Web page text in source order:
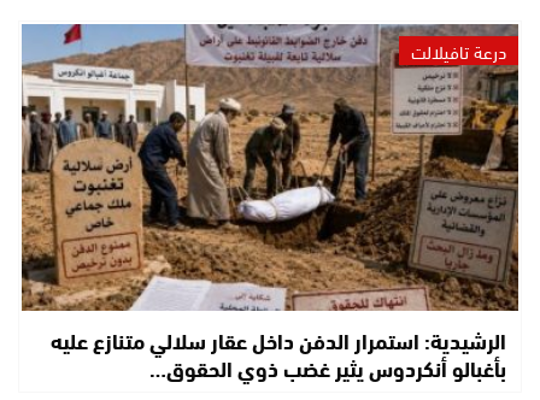
درعة تافيلالت
الرشيدية: استمرار الدفن داخل عقار سلالي متنازع عليه
بأغبالو أنكردوس يثير غضب ذوي الحقوق…